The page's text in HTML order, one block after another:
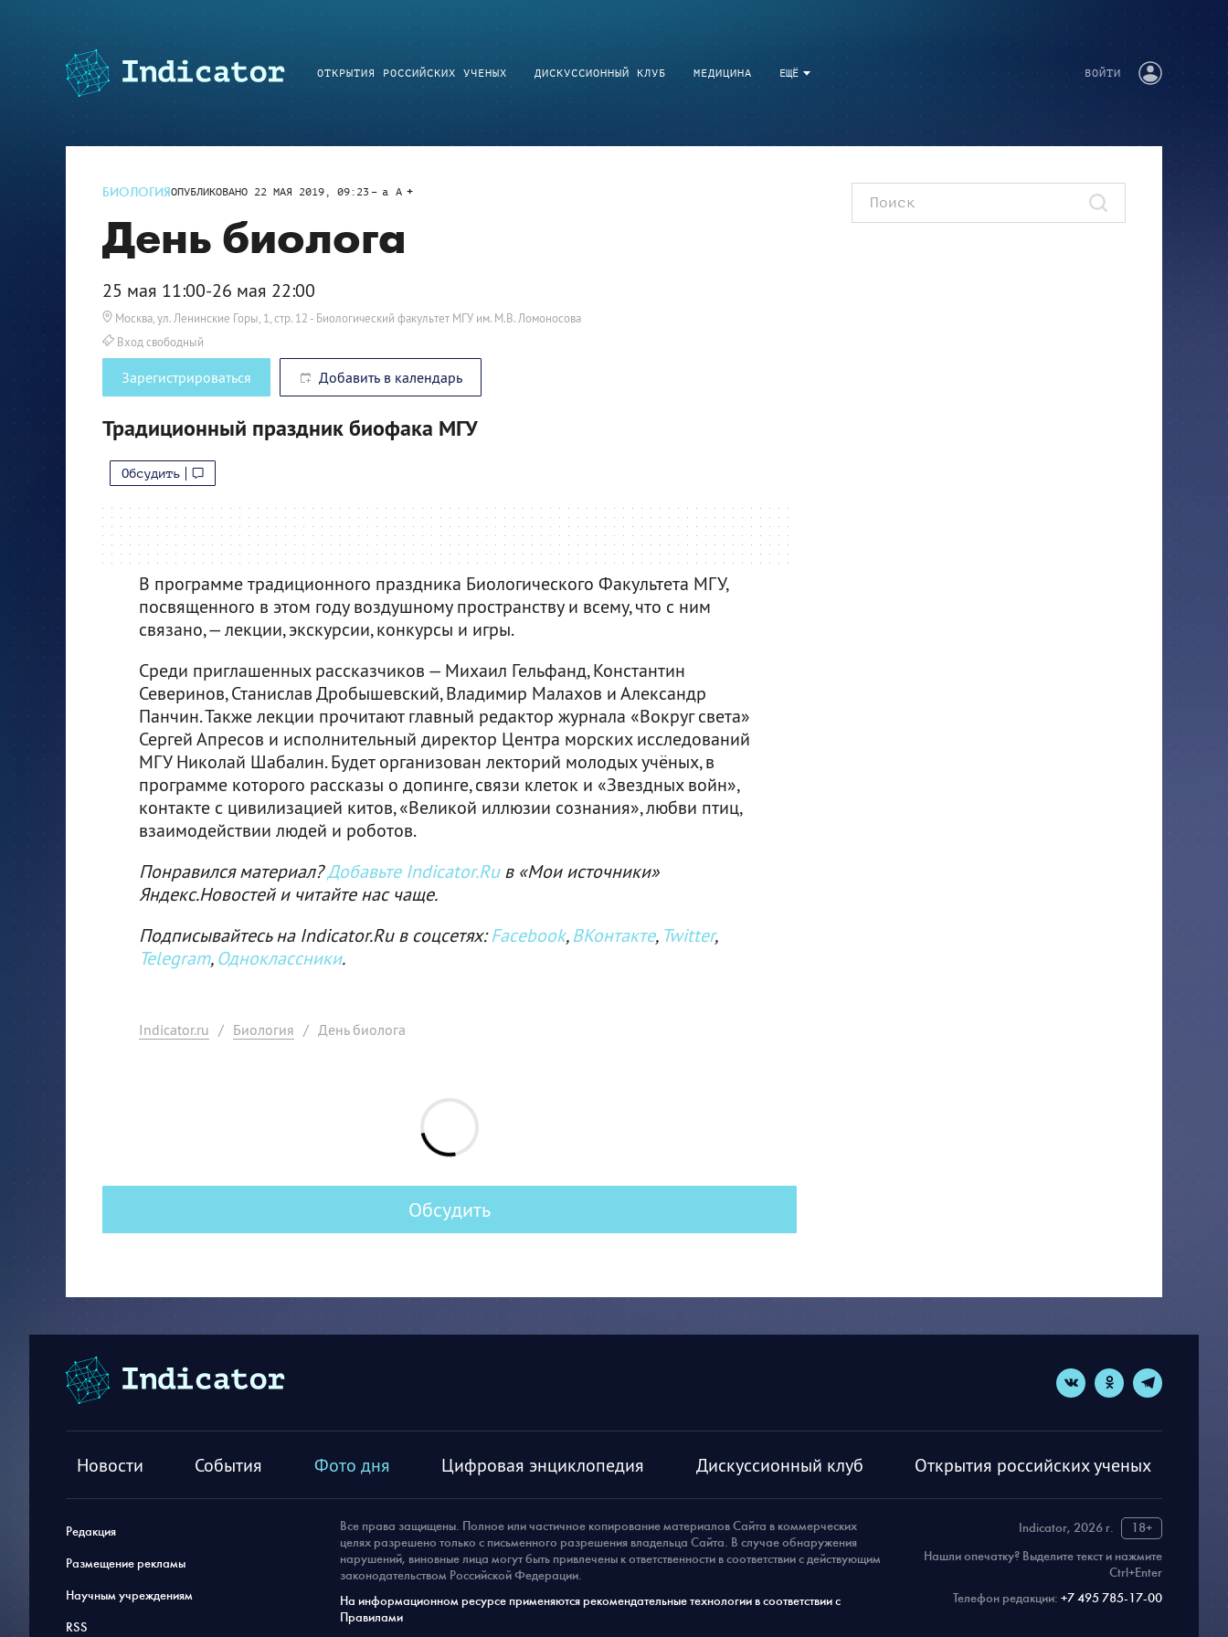
ЕЩЁ
ОТКРЫТИЯ РОССИЙСКИХ УЧЕНЫХ ДИСКУССИОННЫЙ КЛУБ МЕДИЦИНА ВОЙТИ
БИОЛОГИЯОПУБЛИКОВАНО 22 МАЯ 2019, 09:23 a A
День биолога
25 мая 11:00-26 мая 22:00
Москва, ул. Ленинские Горы, 1, стр. 12 - Биологический факультет МГУ им. М.В. Ломоносова
Вход свободный
Зарегистрироваться Добавить в календарь
Традиционный праздник биофака МГУ
Обсудить
В программе традиционного праздника Биологического Факультета МГУ,
посвященного в этом году воздушному пространству и всему, что с ним
связано, — лекции, экскурсии, конкурсы и игры.
Среди приглашенных рассказчиков — Михаил Гельфанд, Константин
Северинов, Станислав Дробышевский, Владимир Малахов и Александр
Панчин. Также лекции прочитают главный редактор журнала «Вокруг света»
Сергей Апресов и исполнительный директор Центра морских исследований
МГУ Николай Шабалин. Будет организован лекторий молодых учёных, в
программе которого рассказы о допинге, связи клеток и «Звездных войн»,
контакте с цивилизацией китов, «Великой иллюзии сознания», любви птиц,
взаимодействии людей и роботов.
Понравился материал?Добавьте Indicator.Ruв «Мои источники»
Яндекс.Новостей и читайте нас чаще.
Подписывайтесь на Indicator.Ru в соцсетях:Facebook, ВКонтакте, Twitter,
Telegram, Одноклассники.
Indicator.ru / Биология / День биолога
Обсудить
Новости События Фото дня Цифровая энциклопедия Дискуссионный клуб Открытия российских ученых
Редакция
Размещение рекламы
Научным учреждениям
RSS
Indicator, 2026 г.
18+
Нашли опечатку? Выделите текст и нажмите
Ctrl+Enter
Телефон редакции: +7 495 785-17-00
Все права защищены. Полное или частичное копирование материалов Сайта в коммерческих
целях разрешено только с письменного разрешения владельца Сайта. В случае обнаружения
нарушений, виновные лица могут быть привлечены к ответственности в соответствии с действующим
законодательством Российской Федерации.
На информационном ресурсе применяются рекомендательные технологии в соответствии с
Правилами